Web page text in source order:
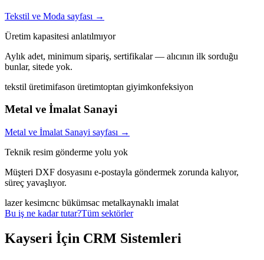
Tekstil ve Moda sayfası →
Üretim kapasitesi anlatılmıyor
Aylık adet, minimum sipariş, sertifikalar — alıcının ilk sorduğu
bunlar, sitede yok.
tekstil üretimifason üretimtoptan giyimkonfeksiyon
Metal ve İmalat Sanayi
Metal ve İmalat Sanayi sayfası →
Teknik resim gönderme yolu yok
Müşteri DXF dosyasını e-postayla göndermek zorunda kalıyor,
süreç yavaşlıyor.
lazer kesimcnc bükümsac metalkaynaklı imalat
Bu iş ne kadar tutar?Tüm sektörler
Kayseri İçin CRM Sistemleri